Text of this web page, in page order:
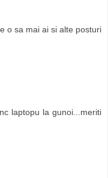
o sa mai ai si alte posturi
laptopu la gunoi...meriti